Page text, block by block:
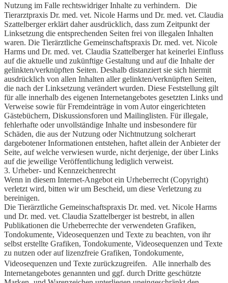
Nutzung im Falle rechtswidriger Inhalte zu verhindern. Die
Tierarztpraxis Dr. med. vet. Nicole Harms und Dr. med. vet. Claudia
Szattelberger erklärt daher ausdrücklich, dass zum Zeitpunkt der
Linksetzung die entsprechenden Seiten frei von illegalen Inhalten
waren. Die Tierärztliche Gemeinschaftspraxis Dr. med. vet. Nicole
Harms und Dr. med. vet. Claudia Szattelberger hat keinerlei Einfluss
auf die aktuelle und zukünftige Gestaltung und auf die Inhalte der
gelinkten/verknüpften Seiten. Deshalb distanziert sie sich hiermit
ausdrücklich von allen Inhalten aller gelinkten/verknüpften Seiten,
die nach der Linksetzung verändert wurden. Diese Feststellung gilt
für alle innerhalb des eigenen Internetangebotes gesetzten Links und
Verweise sowie für Fremdeinträge in vom Autor eingerichteten
Gästebüchern, Diskussionsforen und Mailinglisten. Für illegale,
fehlerhafte oder unvollständige Inhalte und insbesondere für
Schäden, die aus der Nutzung oder Nichtnutzung solcherart
dargebotener Informationen entstehen, haftet allein der Anbieter der
Seite, auf welche verwiesen wurde, nicht derjenige, der über Links
auf die jeweilige Veröffentlichung lediglich verweist.
3. Urheber- und Kennzeichenrecht
Wenn in diesem Internet-Angebot ein Urheberrecht (Copyright)
verletzt wird, bitten wir um Bescheid, um diese Verletzung zu
bereinigen.
Die Tierärztliche Gemeinschaftspraxis Dr. med. vet. Nicole Harms
und Dr. med. vet. Claudia Szattelberger ist bestrebt, in allen
Publikationen die Urheberrechte der verwendeten Grafiken,
Tondokumente, Videosequenzen und Texte zu beachten, von ihr
selbst erstellte Grafiken, Tondokumente, Videosequenzen und Texte
zu nutzen oder auf lizenzfreie Grafiken, Tondokumente,
Videosequenzen und Texte zurückzugreifen. Alle innerhalb des
Internetangebotes genannten und ggf. durch Dritte geschützte